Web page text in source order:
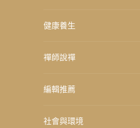
健康養生
禪師說禪
編輯推薦
社會與環境